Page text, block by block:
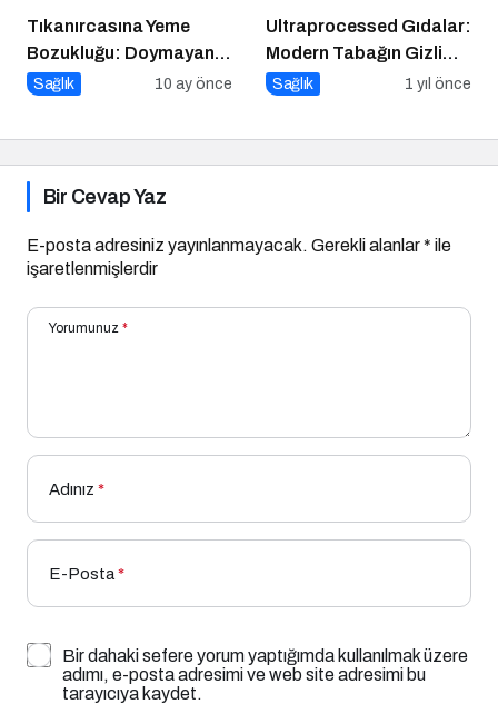
Tıkanırcasına Yeme
Bozukluğu: Doymayan
Duygular
Sağlık 10 ay önce
Ultraprocessed Gıdalar:
Modern Tabağın Gizli
Psikobiyolojisi
Sağlık 1 yıl önce
Bir Cevap Yaz
E-posta adresiniz yayınlanmayacak. Gerekli alanlar* ile
işaretlenmişlerdir
Yorumunuz *
Adınız *
E-Posta*
Bir dahaki sefere yorum yaptığımda kullanılmak üzere
adımı, e-posta adresimi ve web site adresimi bu
tarayıcıya kaydet.